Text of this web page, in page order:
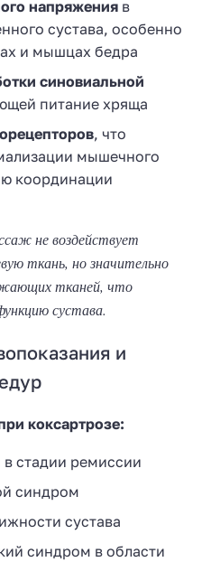
напряжения в
сустава, особенно
и мышцах бедра
синовиальной
питание хряща
, что
мышечного
координации
не воздействует
ткань, но значительно
тканей, что
сустава.
и
коксартрозе:
стадии ремиссии
синдром
сустава
синдром в области